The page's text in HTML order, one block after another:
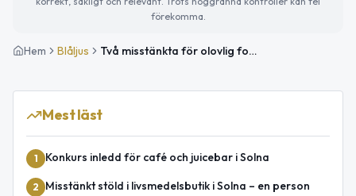
förekomma.
Hem Blåljus Två misstänkta för olovlig fotografering vid skyddsobjekt i Solna
Mest läst
1 Konkurs inledd för café och juicebar i Solna
2
Misstänkt stöld i livsmedelsbutik i Solna – en person